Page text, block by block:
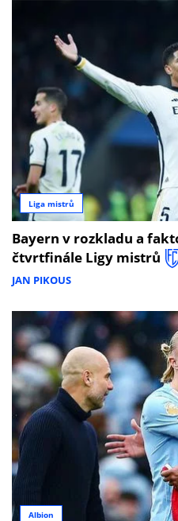
Liga mistrů
Bayern v rozkladu a
čtvrtfinále Ligy mistrů
JAN PIKOUS
Albion